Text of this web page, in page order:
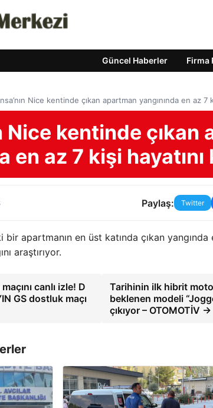
Güncel Haberler Firma
Nice kentinde çıkan apartman yangınında en az 7
Nice kentinde çıkan
en az 7 kişi
Paylaş: Twitter
bir apartmanın en üst katında çıkan
araştırıyor.
canlı izle! D
GS dostluk maçı
Tarihinin ilk hibrit
beklenen modeli
çıkıyor – OTOMOTİV →